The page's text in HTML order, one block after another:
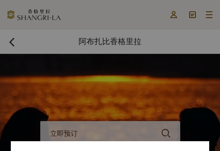
  
 阿布扎比香格里拉
立即预订 